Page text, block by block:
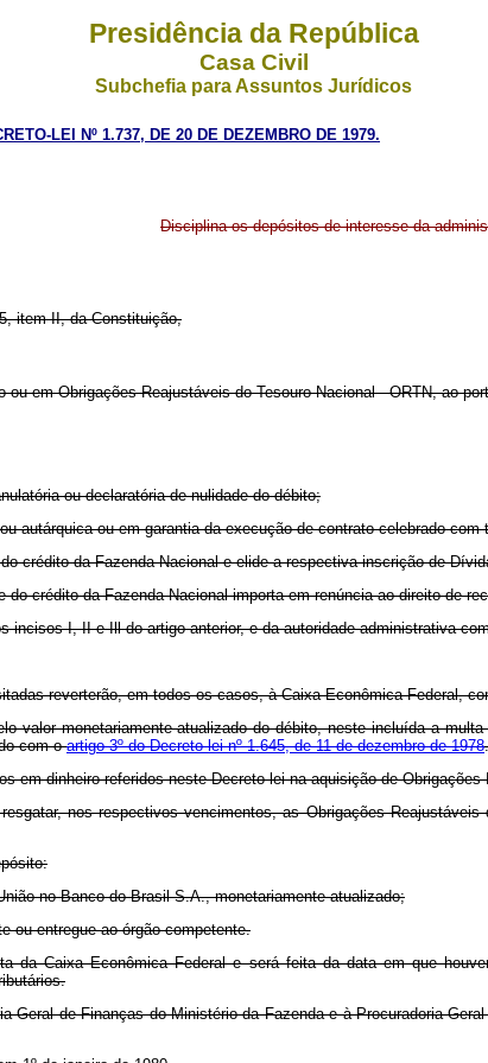
Presidência da República
Casa Civil
Subchefia para Assuntos Jurídicos
LEI Nº 1.737, DE 20 DE DEZEMBRO DE 1979.
Disciplina os depósitos de interesse da
item II, da Constituição,
em Obrigações Reajustáveis do Tesouro Nacional - ORTN, ao
ou declaratória de nulidade do débito;
autárquica ou em garantia da execução de contrato celebrado com
crédito da Fazenda Nacional e elide a respectiva inscrição de
crédito da Fazenda Nacional importa em renúncia ao direito de
I, II e Ill do artigo anterior, e da autoridade administrativa
reverterão, em todos os casos, à Caixa Econômica Federal,
monetariamente atualizado do débito, neste incluída a
com oartigo 3º do Decreto-lei nº 1.645, de 11 de dezembro de 1978.
em dinheiro referidos neste Decreto-lei na aquisição de
nos respectivos vencimentos, as Obrigações
no Banco do Brasil S.A., monetariamente atualizado;
ou entregue ao órgão competente.
da Caixa Econômica Federal e será feita da data em que
de Finanças do Ministério da Fazenda e à Procuradoria-